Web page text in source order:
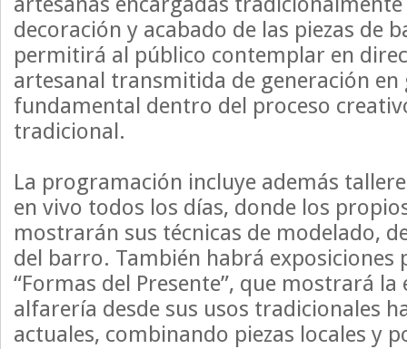
decoración y acabado de las piezas de
permitirá al público contemplar en
artesanal transmitida de generación en
fundamental dentro del proceso
tradicional.
La programación incluye además
en vivo todos los días, donde los
mostrarán sus técnicas de modelado,
del barro. También habrá exposiciones
“Formas del Presente”, que mostrará la
alfarería desde sus usos tradicionales
actuales, combinando piezas locales y